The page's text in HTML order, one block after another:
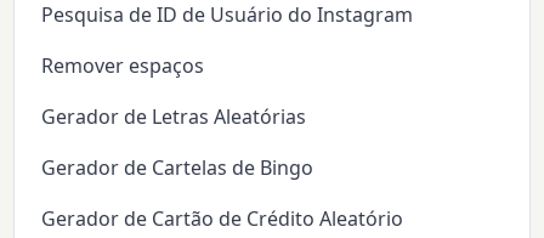
Pesquisa de ID de Usuário do Instagram
Remover espaços
Gerador de Letras Aleatórias
Gerador de Cartelas de Bingo
Gerador de Cartão de Crédito Aleatório